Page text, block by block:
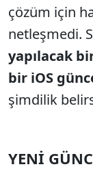
çözüm için
netleşmedi.
yapılacak
bir iOS
şimdilik
YENİ